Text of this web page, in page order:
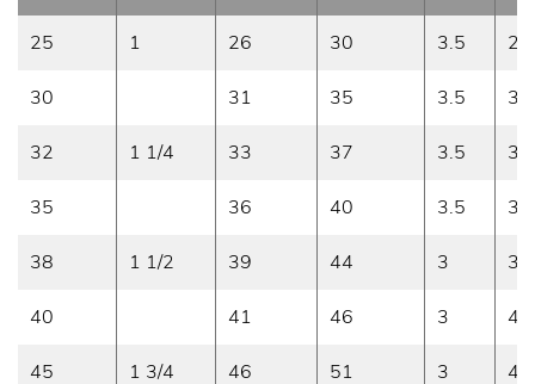
25 1 26 30 3.5 25
30 31 35 3.5 30
32 1 1/4 33 37 3.5 32
35 36 40 3.5 35
38 1 1/2 39 44 3 38
40 41 46 3 40
45 1 3/4 46 51 3 45